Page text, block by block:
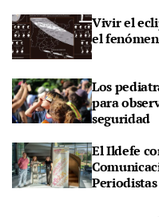
Vivir el
el
Los
para
seguridad
El Ildefe
Periodistas